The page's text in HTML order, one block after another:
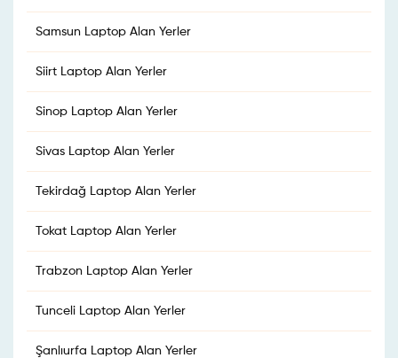
Samsun Laptop Alan Yerler
Siirt Laptop Alan Yerler
Sinop Laptop Alan Yerler
Sivas Laptop Alan Yerler
Tekirdağ Laptop Alan Yerler
Tokat Laptop Alan Yerler
Trabzon Laptop Alan Yerler
Tunceli Laptop Alan Yerler
Şanlıurfa Laptop Alan Yerler